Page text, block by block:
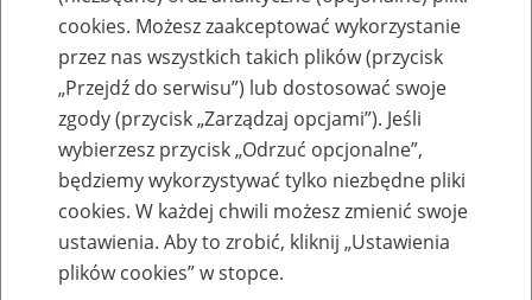
Komunikaty
ZUS respektuje dokumenty sporządzone
przez polskie urzędy stanu cywilnego
cookies. Możesz zaakceptować wykorzystanie
przez nas wszystkich takich plików (przycisk
„Przejdź do serwisu”) lub dostosować swoje
zgody (przycisk „Zarządzaj opcjami”). Jeśli
wybierzesz przycisk „Odrzuć opcjonalne”,
będziemy wykorzystywać tylko niezbędne pliki
cookies. W każdej chwili możesz zmienić swoje
ustawienia. Aby to zrobić, kliknij „Ustawienia
plików cookies” w stopce.